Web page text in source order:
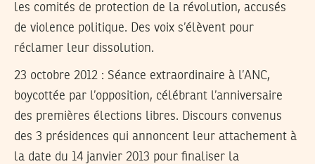
les comités de protection de la révolution, accusés
de violence politique. Des voix s’élèvent pour
réclamer leur dissolution.
23 octobre 2012 : Séance extraordinaire à l’ANC,
boycottée par l’opposition, célébrant l’anniversaire
des premières élections libres. Discours convenus
des 3 présidences qui annoncent leur attachement à
la date du 14 janvier 2013 pour finaliser la